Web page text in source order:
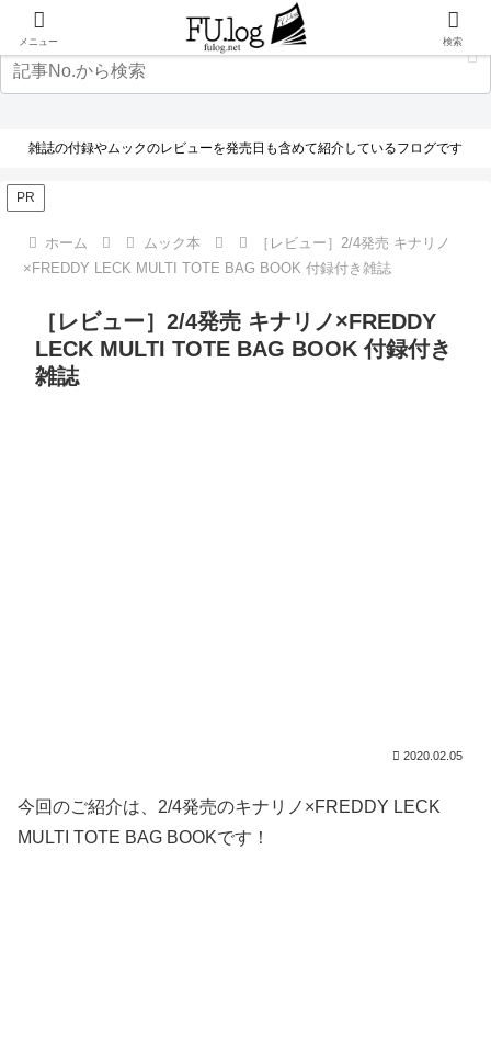
雑誌の付録やムックのレビューを発売日も含めて紹介しているフログです
PR
ホーム ムック本
［レビュー］2/4発売 キナリノ
×FREDDY LECK MULTI TOTE BAG BOOK 付録付き雑誌
［レビュー］2/4発売 キナリノ×FREDDY
LECK MULTI TOTE BAG BOOK 付録付き
雑誌
2020.02.05
今回のご紹介は、2/4発売のキナリノ×FREDDY LECK
MULTI TOTE BAG BOOKです！
メニュー 検索